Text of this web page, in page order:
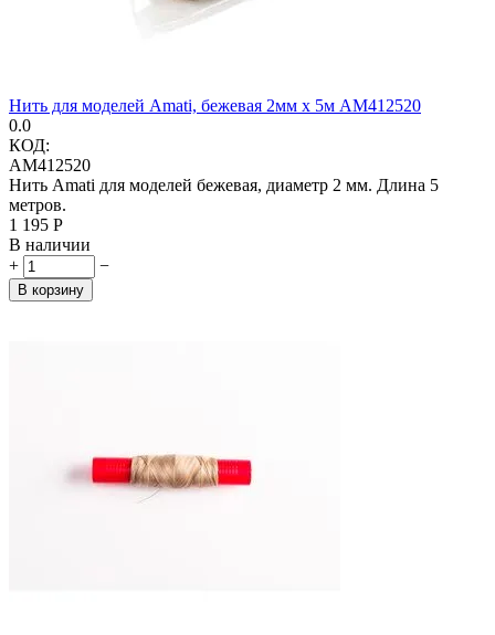
Нить для моделей Amati, бежевая 2мм х 5м AM412520
0.0
КОД:
AM412520
Нить Amati для моделей бежевая, диаметр 2 мм. Длина 5
метров.
1 195 Р
В наличии
+
−
В корзину